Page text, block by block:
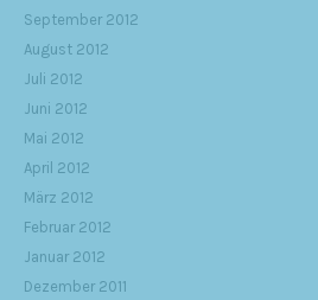
September 2012
August 2012
Juli 2012
Juni 2012
Mai 2012
April 2012
März 2012
Februar 2012
Januar 2012
Dezember 2011